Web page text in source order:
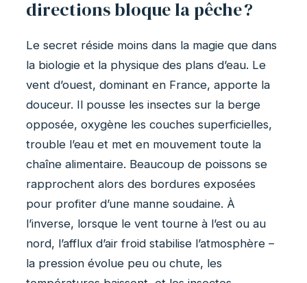
directions bloque la pêche ?
Le secret réside moins dans la magie que dans
la biologie et la physique des plans d’eau. Le
vent d’ouest, dominant en France, apporte la
douceur. Il pousse les insectes sur la berge
opposée, oxygène les couches superficielles,
trouble l’eau et met en mouvement toute la
chaîne alimentaire. Beaucoup de poissons se
rapprochent alors des bordures exposées
pour profiter d’une manne soudaine. À
l’inverse, lorsque le vent tourne à l’est ou au
nord, l’afflux d’air froid stabilise l’atmosphère –
la pression évolue peu ou chute, les